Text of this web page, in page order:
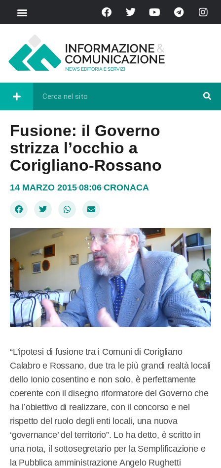
Fusione: il Governo
strizza l’occhio a
Corigliano-Rossano
14 MARZO 2015 08:06 CRONACA
“L’ipotesi di fusione tra i Comuni di Corigliano
Calabro e Rossano, due tra le più grandi realtà locali
dello Ionio cosentino e non solo, è perfettamente
coerente con il disegno riformatore del Governo che
ha l’obiettivo di realizzare, con il concorso e nel
rispetto del ruolo degli enti locali, una nuova
‘governance’ del territorio”. Lo ha detto, è scritto in
una nota, il sottosegretario per la Semplificazione e
la Pubblica amministrazione Angelo Rughetti